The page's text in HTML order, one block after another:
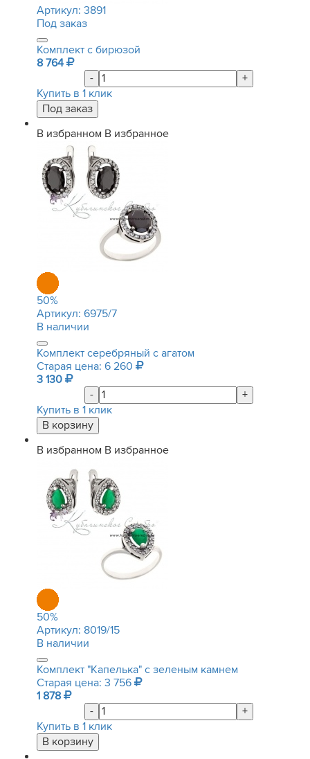
Артикул: 3891
Под заказ
Комплект с бирюзой
8 764
-
+
Купить в 1 клик
В избранном В избранное
50%
Артикул: 6975/7
В наличии
Комплект серебряный с агатом
Старая цена: 6 260
3 130
-
+
Купить в 1 клик
В избранном В избранное
50%
Артикул: 8019/15
В наличии
Комплект "Капелька" с зеленым камнем
Старая цена: 3 756
1 878
-
+
Купить в 1 клик